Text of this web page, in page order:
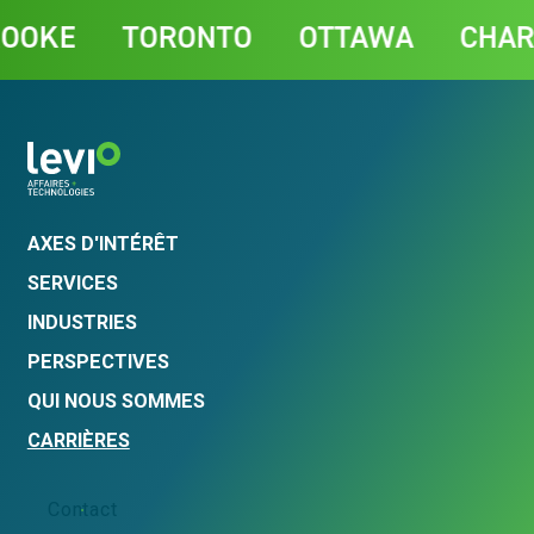
TORONTO OTTAWA
AXES D'INTÉRÊT
SERVICES
INDUSTRIES
PERSPECTIVES
QUI NOUS SOMMES
CARRIÈRES
Contact